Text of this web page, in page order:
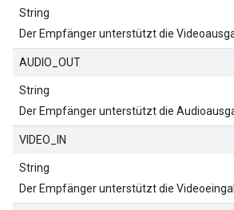
String
Der Empfänger unterstützt die
AUDIO_OUT
String
Der Empfänger unterstützt die
VIDEO_IN
String
Der Empfänger unterstützt die